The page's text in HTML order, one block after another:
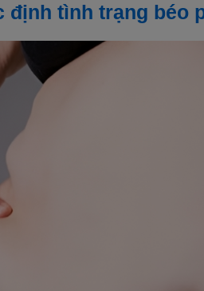
định tình trạng béo